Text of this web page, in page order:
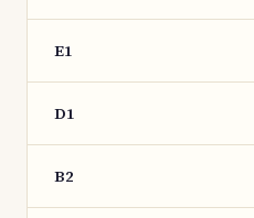
E1
D1
B2